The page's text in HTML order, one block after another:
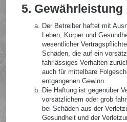
5. Gewährleistung
Der Betreiber haftet mit
Leben, Körper und
wesentlicher
Schäden, die auf ein
fahrlässiges Verhalten
auch für mittelbare
entgangenen Gewinn.
Die Haftung ist gegenüber
vorsätzlichem oder grob
bei Schäden aus der
Gesundheit und der